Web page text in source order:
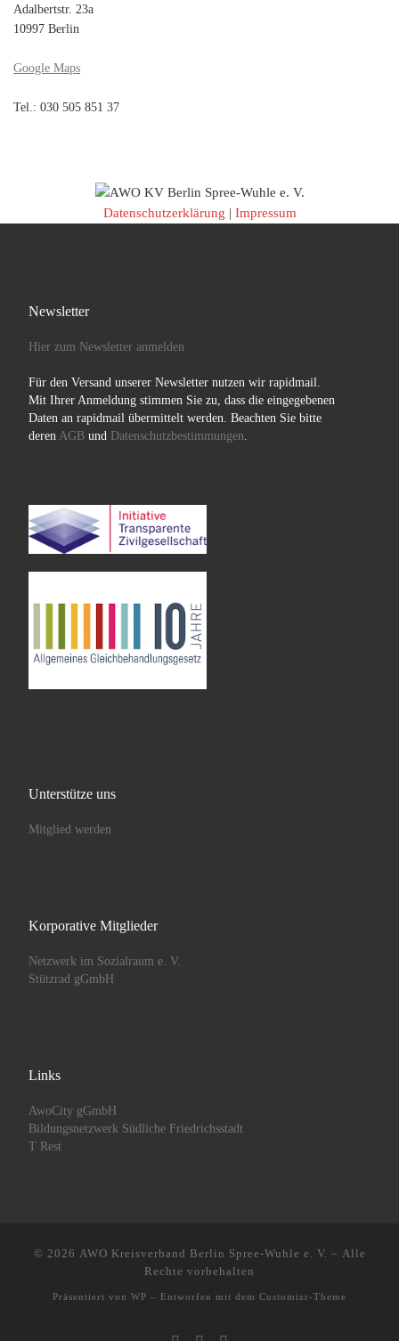
Adalbertstr. 23a
10997 Berlin
Google Maps
Tel.: 030 505 851 37
Datenschutzerklärung | Impressum
Newsletter
Hier zum Newsletter anmelden
Für den Versand unserer Newsletter nutzen wir rapidmail.
Mit Ihrer Anmeldung stimmen Sie zu, dass die eingegebenen
Daten an rapidmail übermittelt werden. Beachten Sie bitte
deren AGBund Datenschutzbestimmungen
Unterstütze uns
Mitglied werden
Korporative Mitglieder
Netzwerk im Sozialraum e. V.
Stützrad gGmbH
Links
AwoCity gGmbH
Bildungsnetzwerk Südliche Friedrichsstadt
T Rest
© 2026 AWO Kreisverband Berlin Spree-Wuhle e. V. – Alle
Rechte vorbehalten
Präsentiert von WP – Entworfen mit dem Customizr-Theme